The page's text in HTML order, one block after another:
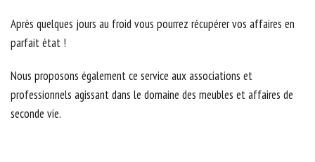
Après quelques jours au froid vous pourrez récupérer vos affaires en
parfait état !
Nous proposons également ce service aux associations et
professionnels agissant dans le domaine des meubles et affaires de
seconde vie.